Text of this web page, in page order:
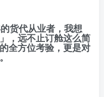
货代从业者，我想
，远不止订舱这么简
全方位考验，更是对